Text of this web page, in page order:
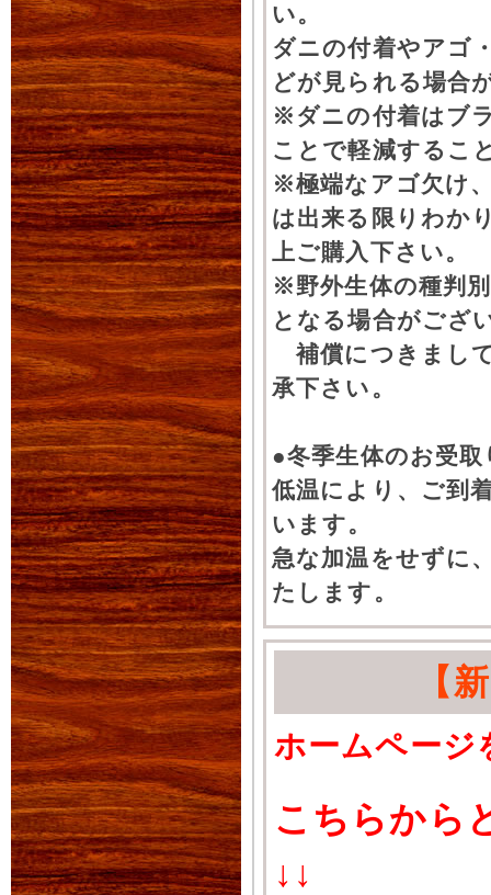
い。
ダニの付着やアゴ
どが見られる場合
※ダニの付着はブ
ことで軽減するこ
※極端なアゴ欠け
は出来る限りわか
上ご購入下さい。
※野外生体の種判
となる場合がござ
補償につきまし
承下さい。
●冬季生体のお受
低温により、ご到
います。
急な加温をせずに
たします。
【
ホームページ
こちらから
↓↓